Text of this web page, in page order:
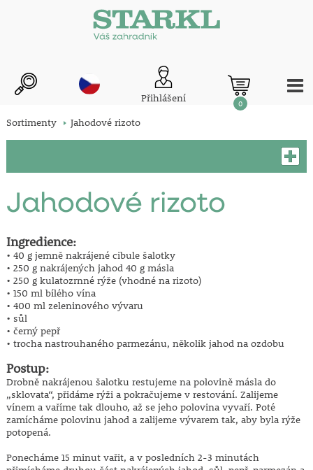
Přihlášení 0
Sortimenty Jahodové rizoto
Jahodové rizoto
Ingredience:
• 40 g jemně nakrájené cibule šalotky
• 250 g nakrájených jahod 40 g másla
• 250 g kulatozrnné rýže (vhodné na rizoto)
• 150 ml bílého vína
• 400 ml zeleninového vývaru
• sůl
• černý pepř
• trocha nastrouhaného parmezánu, několik jahod na ozdobu
Postup:
Drobně nakrájenou šalotku restujeme na polovině másla do
„sklovata“, přidáme rýži a pokračujeme v restování. Zalijeme
vínem a vaříme tak dlouho, až se jeho polovina vyvaří. Poté
zamícháme polovinu jahod a zalijeme vývarem tak, aby byla rýže
potopená.
Ponecháme 15 minut vařit, a v posledních 2-3 minutách